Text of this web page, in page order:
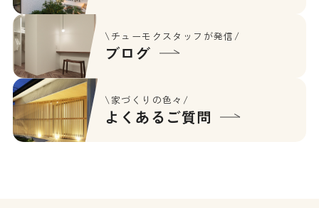
\チューモクスタッフが発信/
ブログ
\家づくりの色々/
よくあるご質問